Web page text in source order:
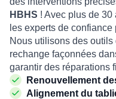
HBHS ! Avec plus de
les experts de
Nous utilisons des
rechange façonnées
garantir des réparations
Renouvellement
Alignement du